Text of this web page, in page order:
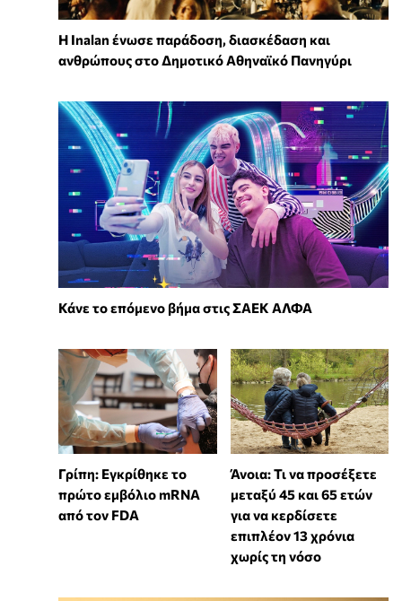
Η Inalan ένωσε παράδοση, διασκέδαση και
ανθρώπους στο Δημοτικό Αθηναϊκό Πανηγύρι
Κάνε το επόμενο βήμα στις ΣΑΕΚ ΑΛΦΑ
Γρίπη: Εγκρίθηκε το
πρώτο εμβόλιο mRNA
από τον FDA
Άνοια: Τι να προσέξετε
μεταξύ 45 και 65 ετών
για να κερδίσετε
επιπλέον 13 χρόνια
χωρίς τη νόσο